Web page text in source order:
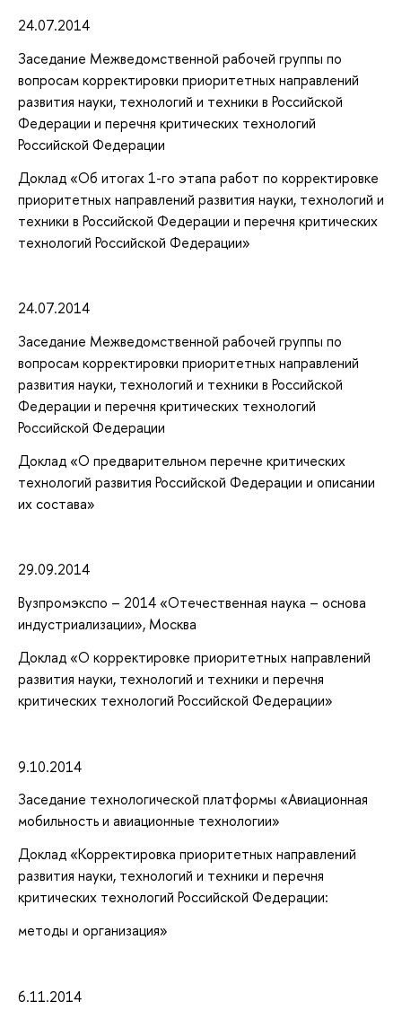
24.07.2014
Заседание Межведомственной рабочей группы по
вопросам корректировки приоритетных направлений
развития науки, технологий и техники в Российской
Федерации и перечня критических технологий
Российской Федерации
Доклад «Об итогах 1-го этапа работ по корректировке
приоритетных направлений развития науки, технологий и
техники в Российской Федерации и перечня критических
технологий Российской Федерации»
24.07.2014
Заседание Межведомственной рабочей группы по
вопросам корректировки приоритетных направлений
развития науки, технологий и техники в Российской
Федерации и перечня критических технологий
Российской Федерации
Доклад «О предварительном перечне критических
технологий развития Российской Федерации и описании
их состава»
29.09.2014
Вузпромэкспо – 2014 «Отечественная наука – основа
индустриализации», Москва
Доклад «О корректировке приоритетных направлений
развития науки, технологий и техники и перечня
критических технологий Российской Федерации»
9.10.2014
Заседание технологической платформы «Авиационная
мобильность и авиационные технологии»
Доклад «Корректировка приоритетных направлений
развития науки, технологий и техники и перечня
критических технологий Российской Федерации:
методы и организация»
6.11.2014